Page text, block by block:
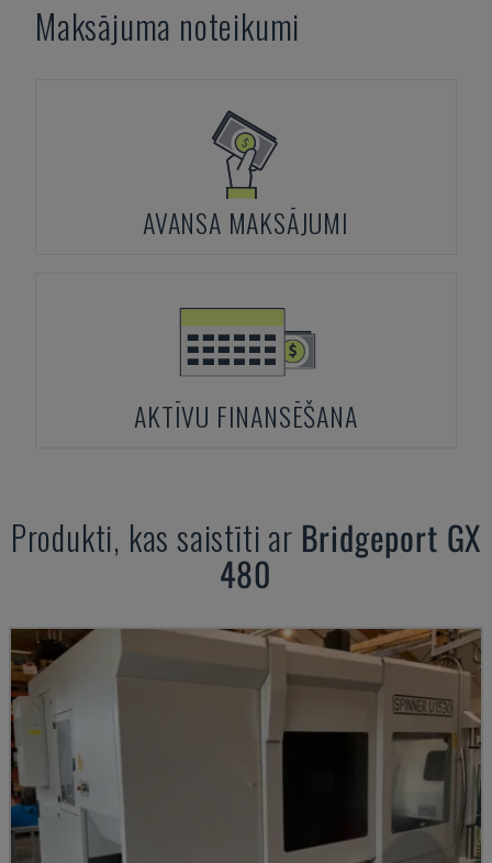
Maksājuma noteikumi
AVANSA MAKSĀJUMI
AKTĪVU FINANSĒŠANA
Produkti, kas saistīti ar Bridgeport GX
480